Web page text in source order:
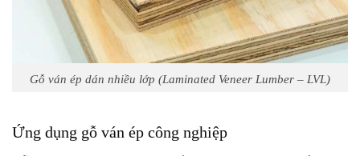
Gỗ ván ép dán nhiều lớp (Laminated Veneer Lumber – LVL)
Ứng dụng gỗ ván ép công nghiệp